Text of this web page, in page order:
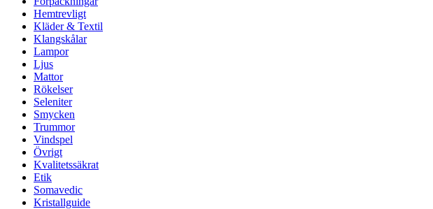
Hemtrevligt
Kläder & Textil
Klangskålar
Lampor
Ljus
Mattor
Rökelser
Seleniter
Smycken
Trummor
Vindspel
Övrigt
Kvalitetssäkrat
Etik
Somavedic
Kristallguide